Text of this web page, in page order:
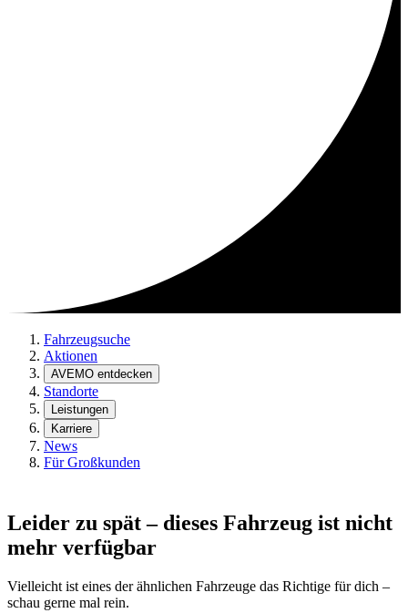
Fahrzeugsuche
Aktionen
AVEMO entdecken
Standorte
Leistungen
Karriere
News
Für Großkunden
Leider zu spät – dieses Fahrzeug ist nicht
mehr verfügbar
Vielleicht ist eines der ähnlichen Fahrzeuge das Richtige für dich –
schau gerne mal rein.